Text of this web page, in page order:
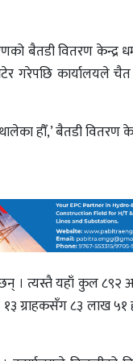
बैतडी वितरण केन्द्र
गरेपछि कार्यालयले
हौँ,’ बैतडी वितरण
। त्यस्तै यहाँ कुल ८९२
ग्राहकसँग ८३ लाख ५१